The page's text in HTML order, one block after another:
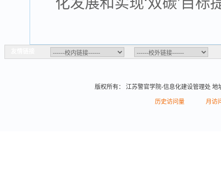
版权所有： 江苏警官学院-信息化建设管理处
历史访问量 月访